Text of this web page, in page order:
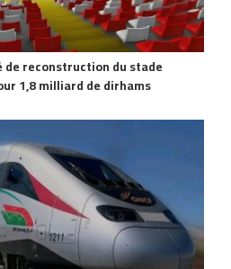
de reconstruction du stade
1,8 milliard de dirhams